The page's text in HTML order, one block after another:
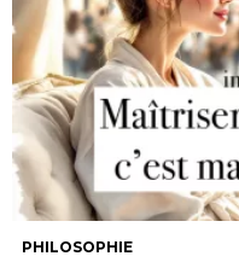
PHILOSOPHIE